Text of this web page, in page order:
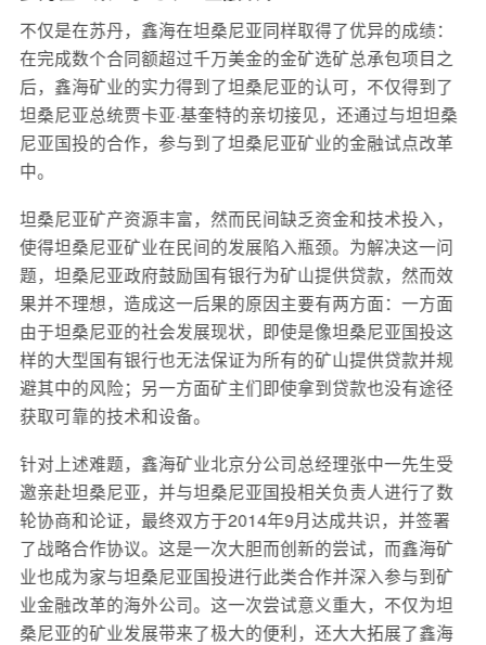
不仅是在苏丹，鑫海在坦桑尼亚同样取得了优异的成绩：
在完成数个合同额超过千万美金的金矿选矿总承包项目之
后，鑫海矿业的实力得到了坦桑尼亚的认可，不仅得到了
坦桑尼亚总统贾卡亚·基奎特的亲切接见，还通过与坦坦桑
尼亚国投的合作，参与到了坦桑尼亚矿业的金融试点改革
中。
坦桑尼亚矿产资源丰富，然而民间缺乏资金和技术投入，
使得坦桑尼亚矿业在民间的发展陷入瓶颈。为解决这一问
题，坦桑尼亚政府鼓励国有银行为矿山提供贷款，然而效
果并不理想，造成这一后果的原因主要有两方面：一方面
由于坦桑尼亚的社会发展现状，即使是像坦桑尼亚国投这
样的大型国有银行也无法保证为所有的矿山提供贷款并规
避其中的风险；另一方面矿主们即使拿到贷款也没有途径
获取可靠的技术和设备。
针对上述难题，鑫海矿业北京分公司总经理张中一先生受
邀亲赴坦桑尼亚，并与坦桑尼亚国投相关负责人进行了数
轮协商和论证，最终双方于2014年9月达成共识，并签署
了战略合作协议。这是一次大胆而创新的尝试，而鑫海矿
业也成为家与坦桑尼亚国投进行此类合作并深入参与到矿
业金融改革的海外公司。这一次尝试意义重大，不仅为坦
桑尼亚的矿业发展带来了极大的便利，还大大拓展了鑫海